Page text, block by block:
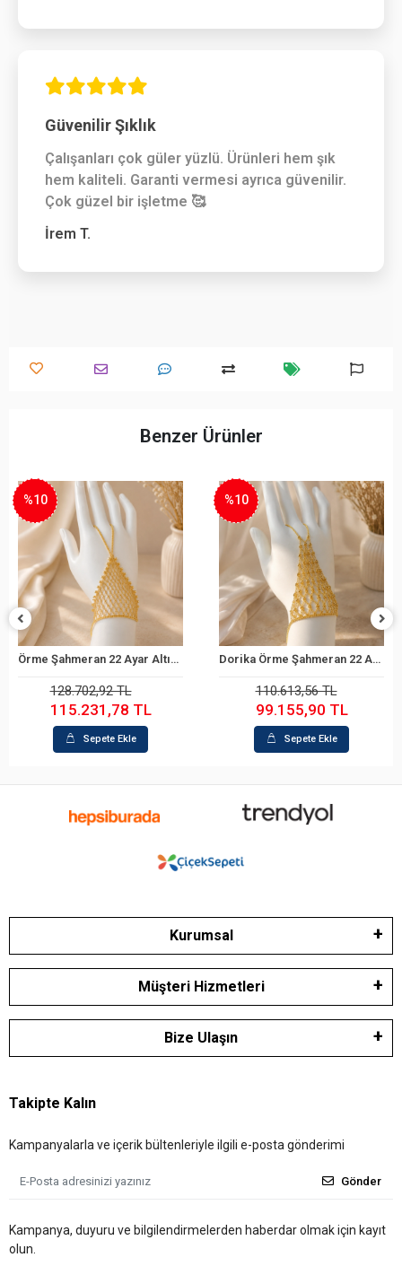
Güvenilir Şıklık
Çalışanları çok güler yüzlü. Ürünleri hem şık
hem kaliteli. Garanti vermesi ayrıca güvenilir.
Çok güzel bir işletme 🥰
İrem T.
Benzer Ürünler
Sepete Ekle
Örme Şahmeran 22 Ayar Altın Bileklik
%10
128.702,92 TL
115.231,78 TL
Sepete Ekle
Sepete Ekle
Dorika Örme Şahmeran 22 Ayar Altın Bileklik
%10
110.613,56 TL
99.155,90 TL
Sepete Ekle
Kurumsal
Müşteri Hizmetleri
Bize Ulaşın
Takipte Kalın
Kampanyalarla ve içerik bültenleriyle ilgili e-posta gönderimi
Gönder
Kampanya, duyuru ve bilgilendirmelerden haberdar olmak için kayıt
olun.